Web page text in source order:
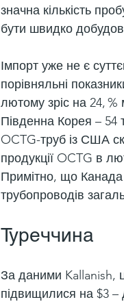
значна кількість
бути швидко
Імпорт уже не є
порівняльні
лютому зріс на 24,
Південна Корея – 54
OCTG-труб із США
продукції OCTG в
Примітно, що Канада
трубопроводів
Туреччина
За даними Kallanish,
підвищилися на $3 –